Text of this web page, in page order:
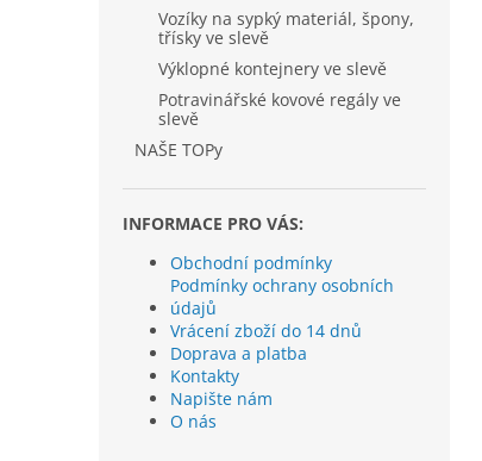
Vozíky na sypký materiál, špony,
třísky ve slevě
Výklopné kontejnery ve slevě
Potravinářské kovové regály ve
slevě
NAŠE TOPy
INFORMACE PRO VÁS:
Obchodní podmínky
Podmínky ochrany osobních
údajů
Vrácení zboží do 14 dnů
Doprava a platba
Kontakty
Napište nám
O nás